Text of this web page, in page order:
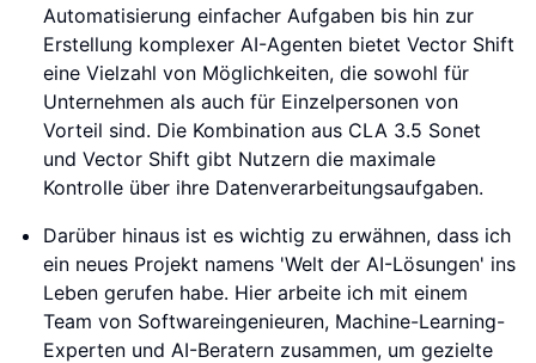
Automatisierung einfacher Aufgaben bis hin zur
Erstellung komplexer AI-Agenten bietet Vector Shift
eine Vielzahl von Möglichkeiten, die sowohl für
Unternehmen als auch für Einzelpersonen von
Vorteil sind. Die Kombination aus CLA 3.5 Sonet
und Vector Shift gibt Nutzern die maximale
Kontrolle über ihre Datenverarbeitungsaufgaben.
Darüber hinaus ist es wichtig zu erwähnen, dass ich
ein neues Projekt namens 'Welt der AI-Lösungen' ins
Leben gerufen habe. Hier arbeite ich mit einem
Team von Softwareingenieuren, Machine-Learning-
Experten und AI-Beratern zusammen, um gezielte